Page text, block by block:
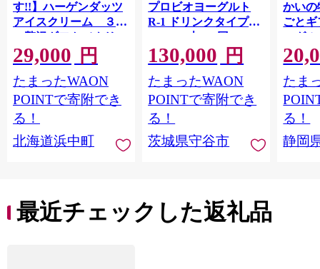
す!!】ハーゲンダッツ
アイスクリーム ３種
の贅沢ギフト（クリス
ピー・バー・アソート
ボックス）_H0016-123
29,000 円
たまったWAON
POINTで寄附でき
る！
北海道浜中町
プロビオヨーグルト
R-1 ドリンクタイプ
112g×24本×12回 ヨー
グルトドリンク◇
130,000 円
たまったWAON
POINTで寄附でき
る！
茨城県守谷市
かいの
ごと
ーグ
キ メ
ン チ
たま
る！
静岡
最近チェックした返礼品